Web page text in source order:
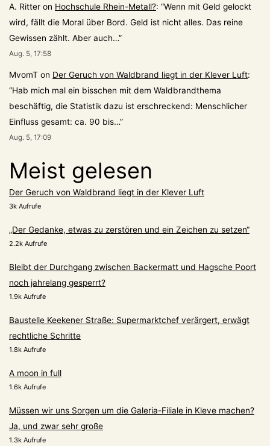
A. Ritter on Hochschule Rhein-Metall?: “Wenn mit Geld gelockt
wird, fällt die Moral über Bord. Geld ist nicht alles. Das reine
Gewissen zählt. Aber auch…”
Aug. 5, 17:58
MvomT on Der Geruch von Waldbrand liegt in der Klever Luft:
“Hab mich mal ein bisschen mit dem Waldbrandthema
beschäftig, die Statistik dazu ist erschreckend: Menschlicher
Einfluss gesamt: ca. 90 bis…”
Aug. 5, 17:09
Meist gelesen
Der Geruch von Waldbrand liegt in der Klever Luft
3k Aufrufe
„Der Gedanke, etwas zu zerstören und ein Zeichen zu setzen“
2.2k Aufrufe
Bleibt der Durchgang zwischen Backermatt und Hagsche Poort
noch jahrelang gesperrt?
1.9k Aufrufe
Baustelle Keekener Straße: Supermarktchef verärgert, erwägt
rechtliche Schritte
1.8k Aufrufe
A moon in full
1.6k Aufrufe
Müssen wir uns Sorgen um die Galeria-Filiale in Kleve machen?
Ja, und zwar sehr große
1.3k Aufrufe